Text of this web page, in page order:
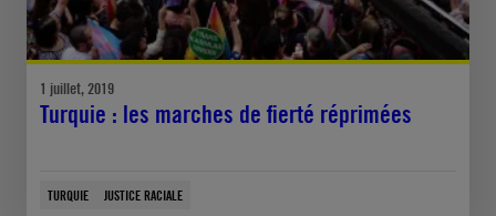
1 juillet, 2019
Turquie : les marches de fierté réprimées
TURQUIE JUSTICE RACIALE